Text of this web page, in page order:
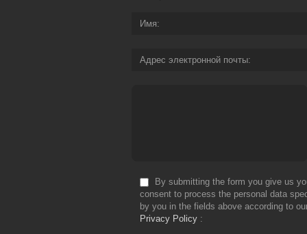
Имя
Адрес электронной почты
By submitting the form you give us
consent to process the personal data
by you in the fields above according to
Privacy Policy